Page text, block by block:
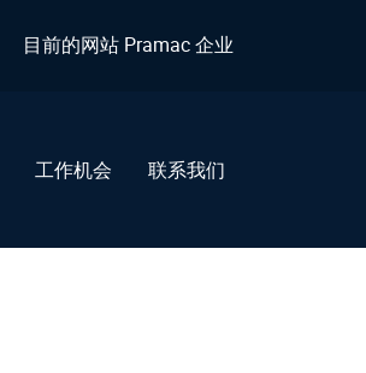
目前的网站 Pramac 企业
工作机会 联系我们